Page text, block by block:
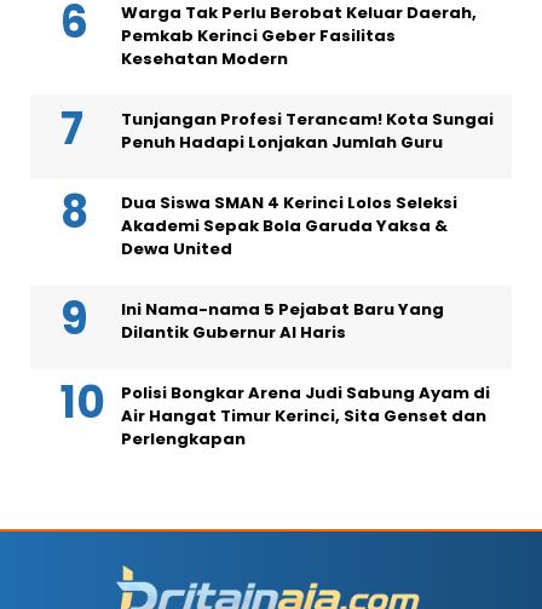
Warga Tak Perlu Berobat Keluar Daerah,
Pemkab Kerinci Geber Fasilitas
Kesehatan Modern
Tunjangan Profesi Terancam! Kota Sungai
Penuh Hadapi Lonjakan Jumlah Guru
Dua Siswa SMAN 4 Kerinci Lolos Seleksi
Akademi Sepak Bola Garuda Yaksa &
Dewa United
Ini Nama-nama 5 Pejabat Baru Yang
Dilantik Gubernur Al Haris
Polisi Bongkar Arena Judi Sabung Ayam di
Air Hangat Timur Kerinci, Sita Genset dan
Perlengkapan